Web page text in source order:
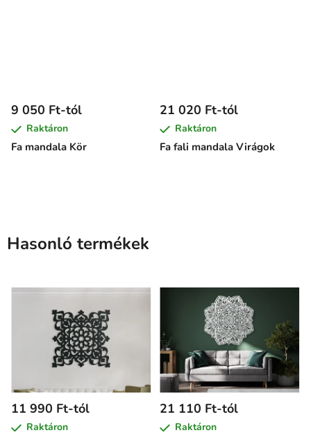
Fa mandala Kör
9 050 Ft-tól
Raktáron
Fa fali mandala Virágok
21 020 Ft-tól
Raktáron
Hasonló termékek
11 990 Ft-tól
Raktáron
21 110 Ft-tól
Raktáron